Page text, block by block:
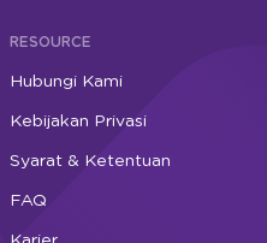
RESOURCE
Hubungi Kami
Kebijakan Privasi
Syarat & Ketentuan
FAQ